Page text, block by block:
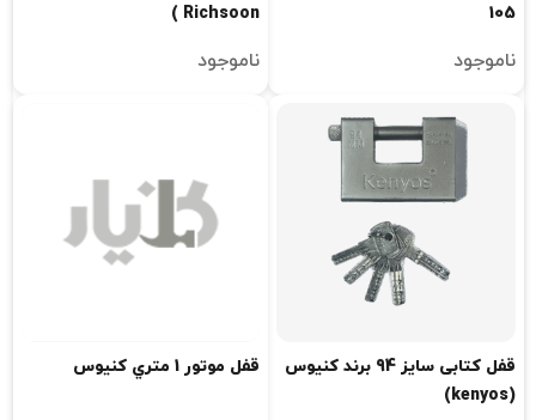
105
ناموجود
Richsoon )
ناموجود
قفل کتابی سایز 94 برند کنیوس
(kenyos)
قفل موتور 1 متري کنيوس